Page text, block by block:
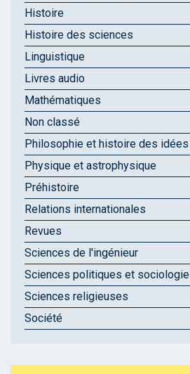
Histoire
Histoire des sciences
Linguistique
Livres audio
Mathématiques
Non classé
Philosophie et histoire des idées
Physique et astrophysique
Préhistoire
Relations internationales
Revues
Sciences de l'ingénieur
Sciences politiques et sociologie
Sciences religieuses
Société